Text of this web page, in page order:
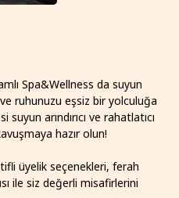
Spa&Wellness da suyun
ruhunuzu eşsiz bir yolculuğa
arındırıcı ve rahatlatıcı
hazır olun!
üyelik seçenekleri, ferah
ile siz değerli misafirlerini